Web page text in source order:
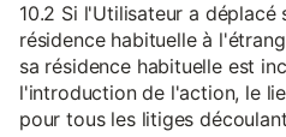
10.2 Si l'Utilisateur a déplacé
résidence habituelle à
sa résidence habituelle est
l'introduction de l'action, le
pour tous les litiges